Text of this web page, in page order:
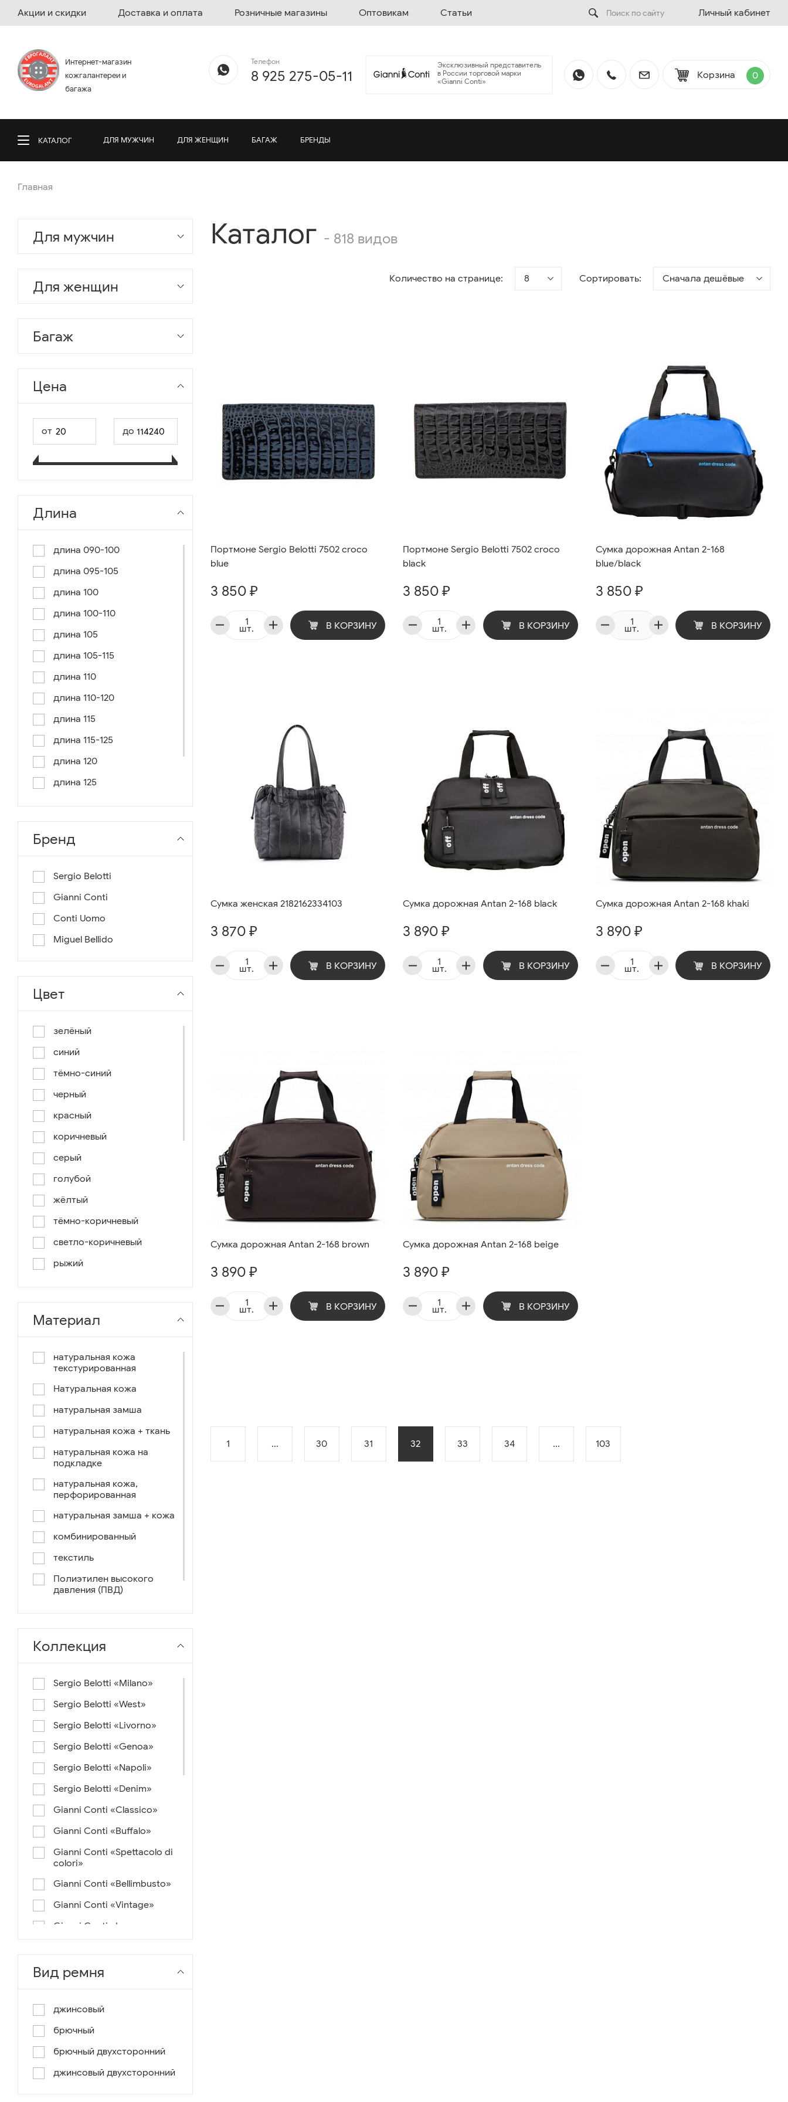
Акции и скидки Доставка и оплата Розничные магазины Оптовикам Статьи Личный кабинет
Интернет-магазин
кожгалантереи и
багажа
Телефон
8 925 275-05-11
Эксклюзивный представитель
в России торговой марки
«Gianni Conti»
Корзина 0
КАТАЛОГ ДЛЯ МУЖЧИН ДЛЯ ЖЕНЩИН БАГАЖ БРЕНДЫ
Главная
Для мужчин
Для женщин
Багаж
Цена
от до
Длина
длина 090-100
длина 095-105
длина 100
длина 100-110
длина 105
длина 105-115
длина 110
длина 110-120
длина 115
длина 115-125
длина 120
длина 125
длина 130
длина 135
Бренд
Sergio Belotti
Gianni Conti
Conti Uomo
Miguel Bellido
Цвет
зелёный
синий
тёмно-синий
черный
красный
коричневый
серый
голубой
жёлтый
тёмно-коричневый
светло-коричневый
рыжий
серо-коричневый
светло-голубой
чёрный-коричневый
комбинированный
коричнево-зеленый
коричневый-синий
коричневый/светло-
коричневый /ручное окраш.-
синий/черный
коричневый /ручное окраш.-
Материал
натуральная кожа
текстурированная
Натуральная кожа
натуральная замша
натуральная кожа + ткань
натуральная кожа на
подкладке
натуральная кожа,
перфорированная
натуральная замша + кожа
комбинированный
текстиль
Полиэтилен высокого
давления (ПВД)
нейлон+ткань
Коллекция
Sergio Belotti «Milano»
Sergio Belotti «West»
Sergio Belotti «Livorno»
Sergio Belotti «Genoa»
Sergio Belotti «Napoli»
Sergio Belotti «Denim»
Gianni Conti «Classico»
Gianni Conti «Buffalo»
Gianni Conti «Spettacolo di
colori»
Gianni Conti «Bellimbusto»
Gianni Conti «Vintage»
Gianni Conti «Lusso e un
pochino di colore»
Gianni Conti «Antico»
Miguel Bellido «Melbourne»
Вид ремня
джинсовый
брючный
брючный двухсторонний
джинсовый двухсторонний
Каталог - 818 видов
Количество на странице: 8 Сортировать: Сначала дешёвые
Портмоне Sergio Belotti 7502 croco
blue
3 850 ₽
шт. В КОРЗИНУ
Портмоне Sergio Belotti 7502 croco
black
3 850 ₽
шт. В КОРЗИНУ
Сумка дорожная Antan 2-168
blue/black
3 850 ₽
шт. В КОРЗИНУ
Сумка женская 2182162334103
3 870 ₽
шт. В КОРЗИНУ
Сумка дорожная Antan 2-168 black
3 890 ₽
шт. В КОРЗИНУ
Сумка дорожная Antan 2-168 khaki
3 890 ₽
шт. В КОРЗИНУ
Сумка дорожная Antan 2-168 brown
3 890 ₽
шт. В КОРЗИНУ
Сумка дорожная Antan 2-168 beige
3 890 ₽
шт. В КОРЗИНУ
1 ... 30 31 32 33 34 ... 103